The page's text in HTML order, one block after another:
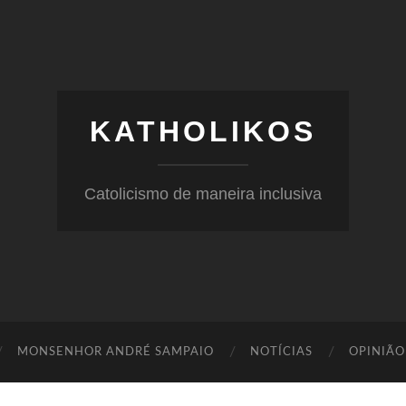
KATHOLIKOS
Catolicismo de maneira inclusiva
MONSENHOR ANDRÉ SAMPAIO NOTÍCIAS OPINIÃO